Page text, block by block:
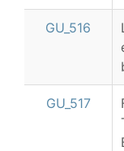
GU_516
GU_517